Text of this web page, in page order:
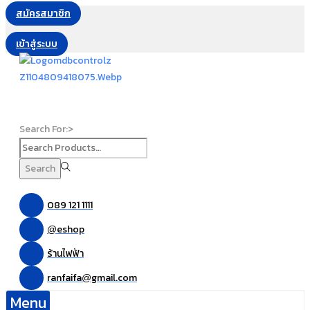
สมัครสมาชิก
เข้าสู่ระบบ
Search For:>
Search
089 121 1111
@eshop
ร้านไฟฟ้า
ranfaifa@gmail.com
Menu